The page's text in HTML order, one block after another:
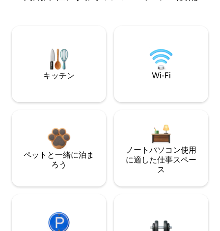
キッチン Wi-Fi
ペットと一緒に泊ま
ろう
ノートパソコン使用
に適した仕事スペー
ス